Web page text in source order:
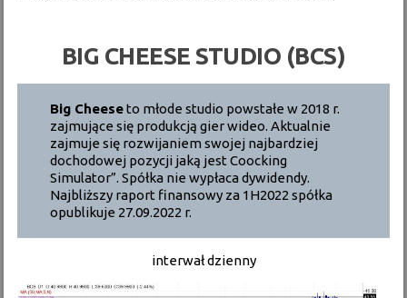
BIG CHEESE STUDIO (BCS)
Big Cheeseto młode studio powstałe w 2018 r.
zajmujące się produkcją gier wideo. Aktualnie
zajmuje się rozwijaniem swojej najbardziej
dochodowej pozycji jaką jest Coocking
Simulator”. Spółka nie wypłaca dywidendy.
Najbliższy raport finansowy za 1H2022 spółka
opublikuje 27.09.2022 r.
interwał dzienny